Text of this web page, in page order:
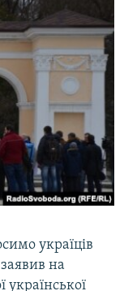
україців
на
української